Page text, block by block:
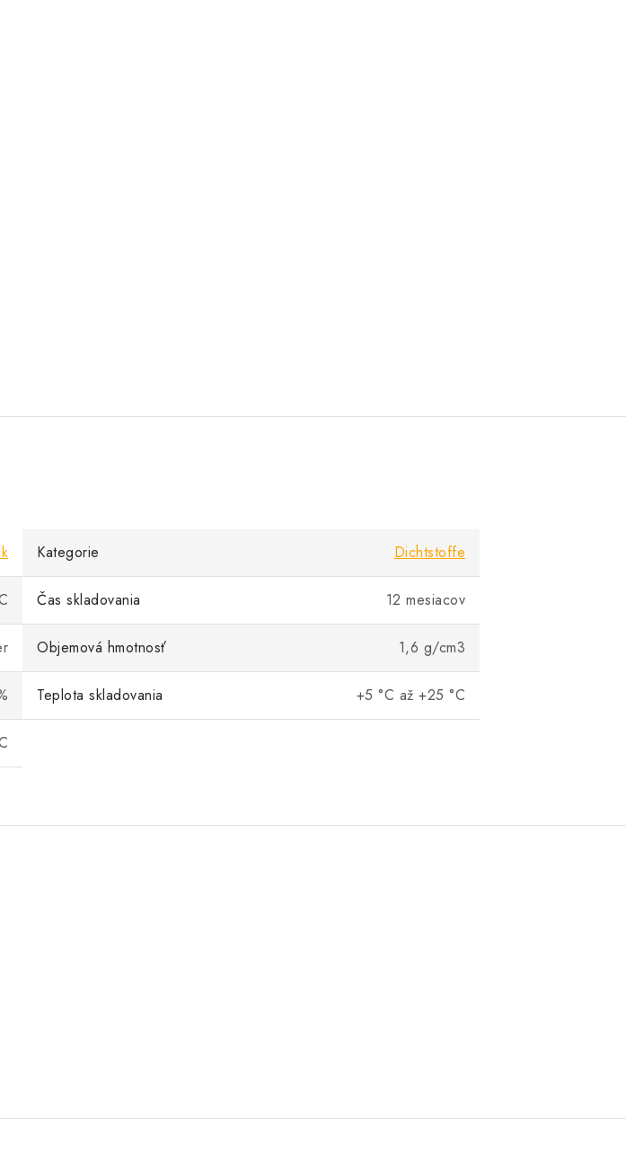
Kategorie Dichtstoffe
Čas skladovania 12 mesiacov
Objemová hmotnosť 1,6 g/cm3
Teplota skladovania +5 °C až +25 °C